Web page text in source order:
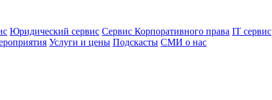
Юридический сервис Сервис Корпоративного права IT сервис
Услуги и цены Подскасты СМИ о нас